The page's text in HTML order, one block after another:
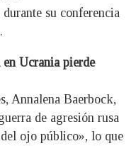
su conferencia
Ucrania pierde
Annalena Baerbock,
de agresión rusa
del ojo público», lo que